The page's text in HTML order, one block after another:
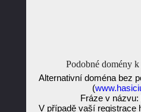
Podobné domény
Alternativní doména bez
(
Fráze v názvu:
V případě vaší registrace